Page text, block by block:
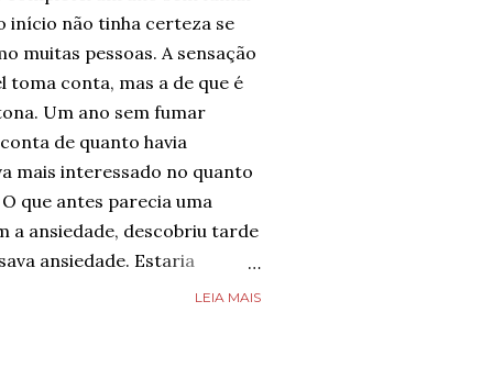
início não tinha certeza se
muitas pessoas. A sensação
toma conta, mas a de que é
Um ano sem fumar
de quanto havia
mais interessado no quanto
que antes parecia uma
a ansiedade, descobriu tarde
ansiedade. Estaria
estava completamente livre
LEIA MAIS